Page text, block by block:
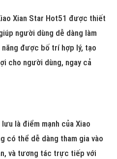
Xian Star Hot51 được thiết
người dùng dễ dàng làm
được bố trí hợp lý, tạo
cho người dùng, ngay cả
là điểm mạnh của Xiao
có thể dễ dàng tham gia vào
và tương tác trực tiếp với